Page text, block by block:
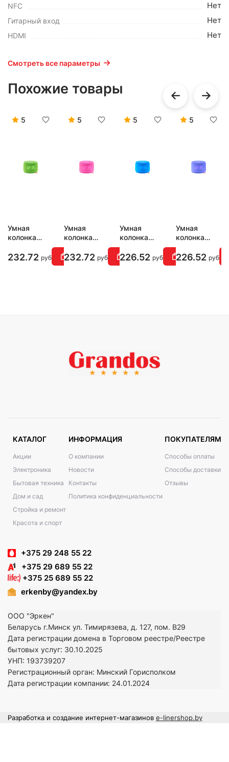
NFC Нет
Гитарный вход Нет
HDMI Нет
Смотреть все параметры
Похожие товары
5
Умная
колонка
Станция
232.72 руб
5
Умная
колонка
Яндекс
Станция
Лайт 2
232.72 руб
5
Умная
колонка
Станция
226.52 руб
5
Умная
колонка
Яндекс
Станция
Лайт 2
226.52 руб
КАТАЛОГ
Акции
Электроника
Бытовая техника
Дом и сад
Стройка и ремонт
Красота и спорт
ИНФОРМАЦИЯ
О компании
Новости
Контакты
Политика конфиденциальности
ПОКУПАТЕЛЯМ
Способы оплаты
Способы доставки
Отзывы
+375 29 248 55 22
+375 29 689 55 22
+375 25 689 55 22
erkenby@yandex.by
ООО "Эркен"
Беларусь г.Минск ул. Тимирязева, д. 127, пом. В29
Дата регистрации домена в Торговом реестре/Реестре
бытовых услуг: 30.10.2025
УНП: 193739207
Регистрационный орган: Минский Горисполком
Дата регистрации компании: 24.01.2024
Разработка и создание интернет-магазинов e-linershop.by